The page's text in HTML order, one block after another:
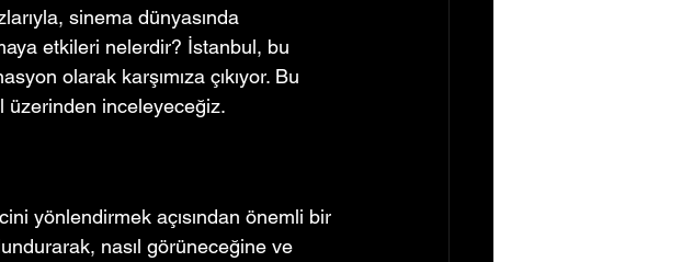
sinema dünyasında
etkileri nelerdir? İstanbul, bu
olarak karşımıza çıkıyor. Bu
üzerinden inceleyeceğiz.
yönlendirmek açısından önemli bir
nasıl görüneceğine ve